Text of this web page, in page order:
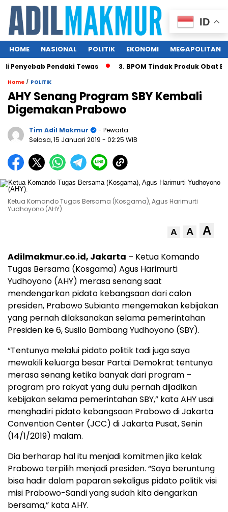
HOME NASIONAL POLITIK EKONOMI MEGAPOLITAN
Pendaki Tewas 3. BPOM Tindak Produk Obat
Home / POLITIK
AHY Senang Program SBY Kembali
Digemakan Prabowo
Tim Adil Makmur
- Pewarta
Selasa, 15 Januari 2019 - 02:25 WIB
Ketua Komando Tugas Bersama (Kosgama), Agus Harimurti
Yudhoyono (AHY).
A A A
Adilmakmur.co.id, Jakarta – Ketua Komando
Tugas Bersama (Kosgama) Agus Harimurti
Yudhoyono (AHY) merasa senang saat
mendengarkan pidato kebangsaan dari calon
presiden, Prabowo Subianto mengemakan kebijakan
yang pernah dilaksanakan selama pemerintahan
Presiden ke 6, Susilo Bambang Yudhoyono (SBY).
“Tentunya melalui pidato politik tadi juga saya
mewakili keluarga besar Partai Demokrat tentunya
merasa senang ketika banyak dari program –
program pro rakyat yang dulu pernah dijadikan
kebijakan selama pemerintahan SBY,” kata AHY usai
menghadiri pidato kebangsaan Prabowo di Jakarta
Convention Center (JCC) di Jakarta Pusat, Senin
(14/1/2019) malam.
Dia berharap hal itu menjadi komitmen jika kelak
Prabowo terpilih menjadi presiden. “Saya beruntung
bisa hadir dalam paparan sekaligus pidato politik visi
misi Prabowo-Sandi yang sudah kita dengarkan
bersama,” kata AHY.
ID